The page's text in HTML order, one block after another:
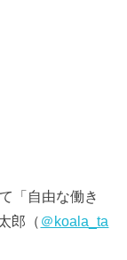
「自由な働き
郎（ ＠koala_ta